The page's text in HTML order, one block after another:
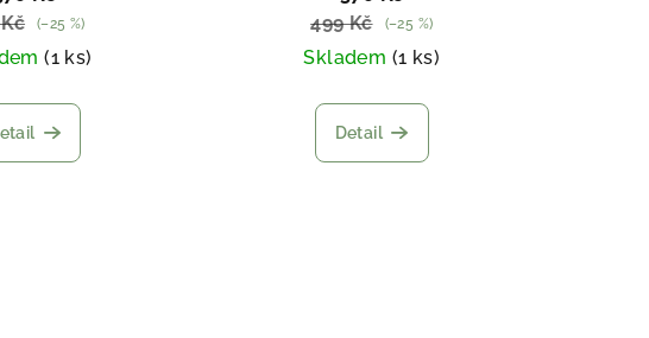
(–25 %)
(1 ks)
499 Kč
(–25 %)
Skladem (1 ks)
Detail